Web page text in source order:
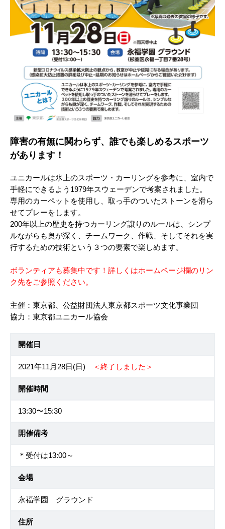
障害の有無に関わらず、誰でも楽しめるスポーツ
があります！
ユニカールは氷上のスポーツ・カーリングを参考に、室内で
手軽にできるよう1979年スウェーデンで考案されました。
専用のカーペットを使用し、取っ手のついたストーンを滑ら
せてプレーをします。
200年以上の歴史を持つカーリング譲りのルールは、シンプ
ルながらも奥が深く、チームワーク、作戦、そしてそれを実
行するための技術という３つの要素で楽しめます。
ボランティアも募集中です！詳しくはホームページ欄のリン
ク先をご参照ください。
主催：東京都、公益財団法人東京都スポーツ文化事業団
協力：東京都ユニカール協会
開催日
2021年11月28日(日) ＜終了しました＞
開催時間
13:30〜15:30
開催備考
＊受付は13:00～
会場
永福学園 グラウンド
住所